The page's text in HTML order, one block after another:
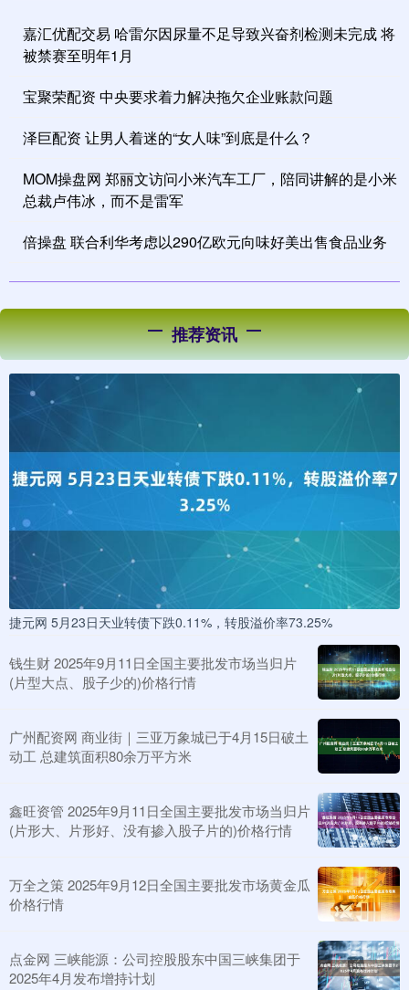
嘉汇优配交易 哈雷尔因尿量不足导致兴奋剂检测未完成 将
被禁赛至明年1月
宝聚荣配资 中央要求着力解决拖欠企业账款问题
泽巨配资 让男人着迷的“女人味”到底是什么？
MOM操盘网 郑丽文访问小米汽车工厂，陪同讲解的是小米
总裁卢伟冰，而不是雷军
倍操盘 联合利华考虑以290亿欧元向味好美出售食品业务
推荐资讯
捷元网 5月23日天业转债下跌0.11%，转股溢价率73.25%
钱生财 2025年9月11日全国主要批发市场当归片
(片型大点、股子少的)价格行情
广州配资网 商业街｜三亚万象城已于4月15日破土
动工 总建筑面积80余万平方米
鑫旺资管 2025年9月11日全国主要批发市场当归片
(片形大、片形好、没有掺入股子片的)价格行情
万全之策 2025年9月12日全国主要批发市场黄金瓜
价格行情
点金网 三峡能源：公司控股股东中国三峡集团于
2025年4月发布增持计划